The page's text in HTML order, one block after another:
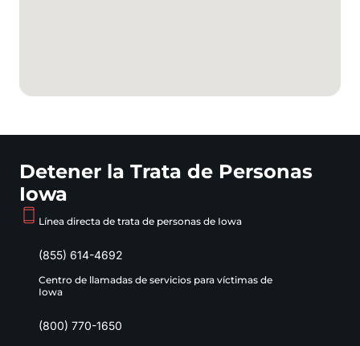
Detener la Trata de Personas
Iowa
Línea directa de trata de personas de Iowa
(855) 614-4692
Centro de llamadas de servicios para víctimas de
Iowa
(800) 770-1650